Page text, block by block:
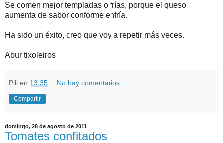
Se comen mejor templadas o frías, porque el queso
aumenta de sabor conforme enfría.
Ha sido un éxito, creo que voy a repetir más veces.
Abur tixoleiros
Pili en 13:35 No hay comentarios:
Compartir
domingo, 28 de agosto de 2011
Tomates confitados